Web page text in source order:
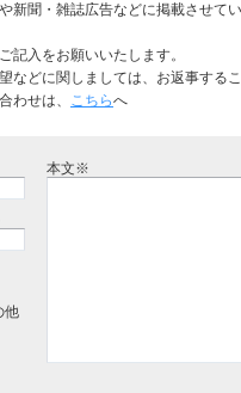
新聞・雑誌広告などに掲載させて
入をお願いいたします。
どに関しましては、お返事するこ
わせは、 こちらへ
他
本文※